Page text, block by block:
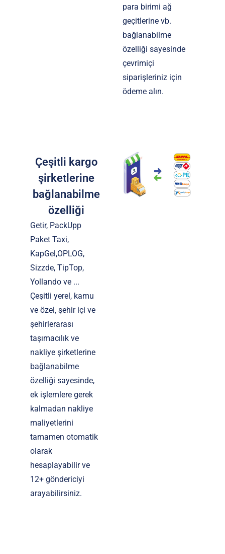
para birimi ağ
geçitlerine vb.
bağlanabilme
özelliği sayesinde
çevrimiçi
siparişleriniz için
ödeme alın.
Çeşitli kargo
şirketlerine
bağlanabilme
özelliği
Getir, PackUpp
Paket Taxi,
KapGel,OPLOG,
Sizzde, TipTop,
Yollando ve ...
Çeşitli yerel, kamu
ve özel, şehir içi ve
şehirlerarası
taşımacılık ve
nakliye şirketlerine
bağlanabilme
özelliği sayesinde,
ek işlemlere gerek
kalmadan nakliye
maliyetlerini
tamamen otomatik
olarak
hesaplayabilir ve
12+ göndericiyi
arayabilirsiniz.